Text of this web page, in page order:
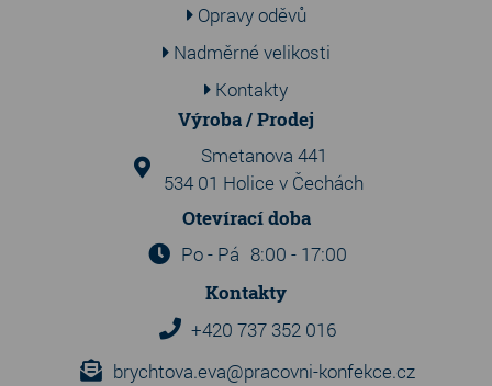
Opravy oděvů
Nadměrné velikosti
Kontakty
Výroba / Prodej
Smetanova 441
534 01 Holice v Čechách
Otevírací doba
Po - Pá 8:00 - 17:00
Kontakty
+420 737 352 016
brychtova.eva@pracovni-konfekce.cz